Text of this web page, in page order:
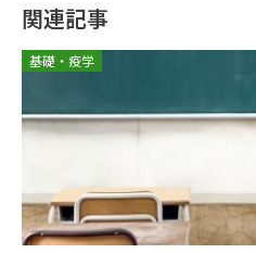
関連記事
基礎・疫学